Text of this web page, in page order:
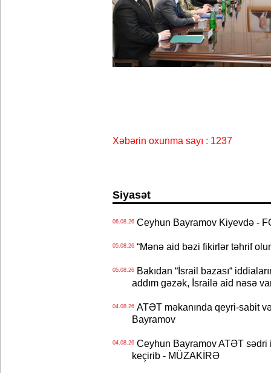
Xəbərin oxunma sayı : 1237
Siyasət
06.08.26Ceyhun Bayramov Kiyevdə -
05.08.26“Mənə aid bəzi fikirlər təhrif
05.08.26Bakıdan “İsrail bazası“
addım gəzək, İsrailə aid nəsə
04.08.26ATƏT məkanında qeyri-sabit
Bayramov
04.08.26Ceyhun Bayramov ATƏT sədri
keçirib - MÜZAKİRƏ